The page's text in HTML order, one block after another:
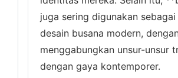
juga sering digunakan
desain busana modern,
menggabungkan unsur-unsur
dengan gaya kontemporer.